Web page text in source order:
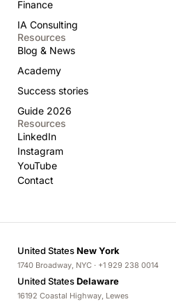
Finance
IA Consulting
Resources
Blog & News
Academy
Success stories
Guide 2026
Resources
LinkedIn
Instagram
YouTube
Contact
United StatesNew York
1740 Broadway, NYC · +1 929 238 0014
United StatesDelaware
16192 Coastal Highway, Lewes